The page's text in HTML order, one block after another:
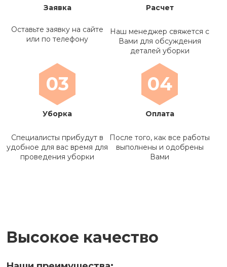
Заявка
Оставьте заявку на сайте
или по телефону
Расчет
Наш менеджер свяжется с
Вами для обсуждения
деталей уборки
03
Уборка
Специалисты прибудут в
удобное для вас время для
проведения уборки
04
Оплата
После того, как все работы
выполнены и одобрены
Вами
Высокое качество